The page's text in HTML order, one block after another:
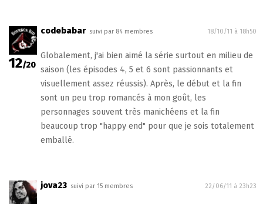
12/20
codebabar suivi par 84 membres 18/10/11 à 18h50
Globalement, j'ai bien aimé la série surtout en milieu de
saison (les épisodes 4, 5 et 6 sont passionnants et
visuellement assez réussis). Après, le début et la fin
sont un peu trop romancés à mon goût, les
personnages souvent très manichéens et la fin
beaucoup trop "happy end" pour que je sois totalement
emballé.
jova23 suivi par 15 membres 22/06/11 à 23h23